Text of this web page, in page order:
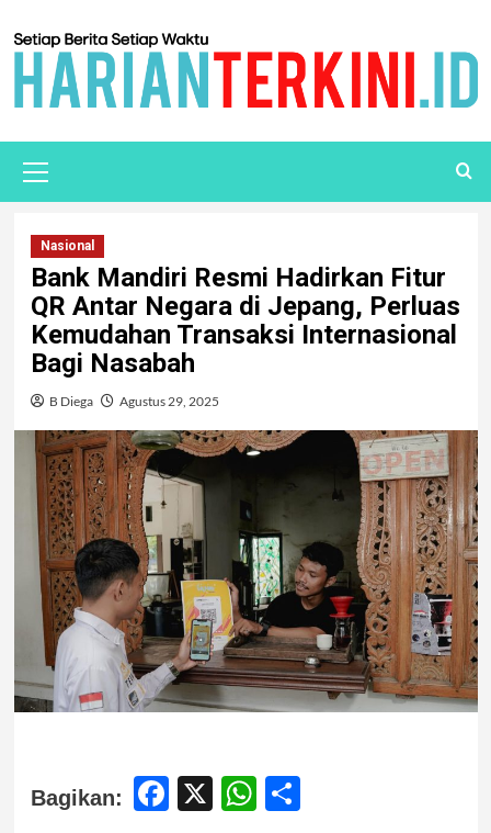
Nasional
Bank Mandiri Resmi Hadirkan Fitur
QR Antar Negara di Jepang, Perluas
Kemudahan Transaksi Internasional
Bagi Nasabah
B Diega Agustus 29, 2025
Bagikan: Facebook
X WhatsApp